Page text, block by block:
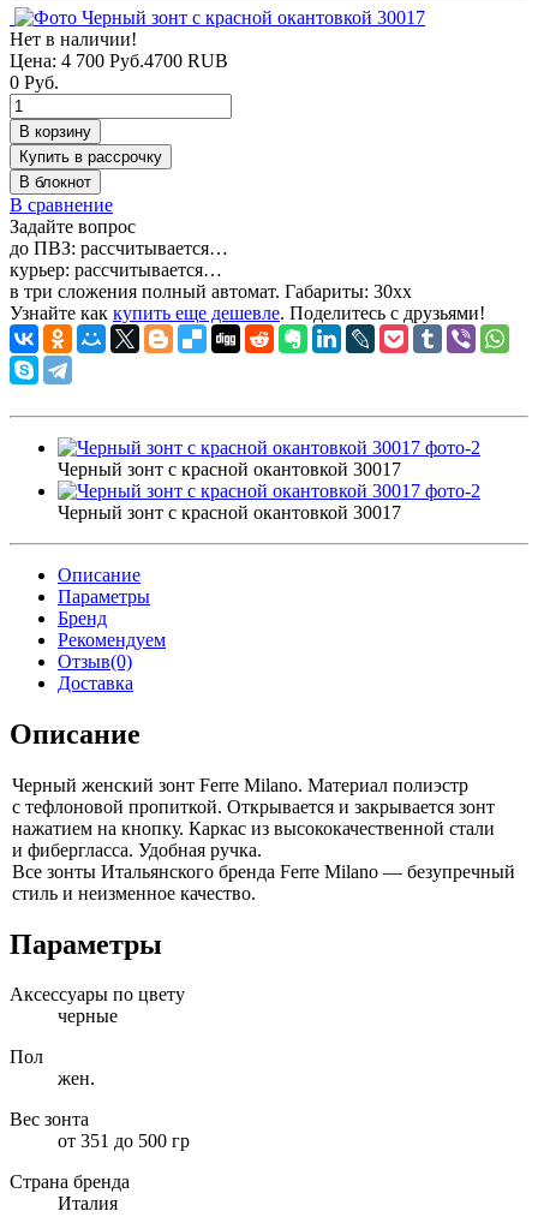
Нет в наличии!
Цена: 4 700 Руб.4700 RUB
0 Руб.
В корзину
Купить в рассрочку
В блокнот
В сравнение
Задайте вопрос
до ПВЗ: рассчитывается…
курьер: рассчитывается…
в три сложения полный автомат. Габариты: 30xx
Узнайте как купить еще дешевле. Поделитесь с друзьями!
Черный зонт с красной окантовкой 30017
Черный зонт с красной окантовкой 30017
Описание
Параметры
Бренд
Рекомендуем
Отзыв(0)
Доставка
Описание
Черный женский зонт Ferre Milano. Материал полиэстр
с тефлоновой пропиткой. Открывается и закрывается зонт
нажатием на кнопку. Каркас из высококачественной стали
и фибергласса. Удобная ручка.
Все зонты Итальянского бренда Ferre Milano — безупречный
стиль и неизменное качество.
Параметры
Аксессуары по цвету
черные
Пол
жен.
Вес зонта
от 351 до 500 гр
Страна бренда
Италия